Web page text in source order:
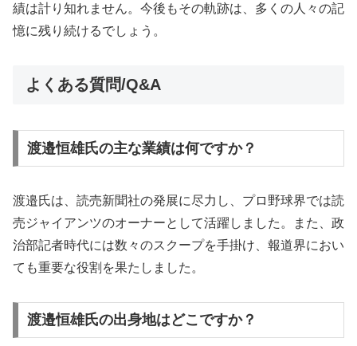
績は計り知れません。今後もその軌跡は、多くの人々の記
憶に残り続けるでしょう。
よくある質問/Q&A
渡邉恒雄氏の主な業績は何ですか？
渡邉氏は、読売新聞社の発展に尽力し、プロ野球界では読
売ジャイアンツのオーナーとして活躍しました。また、政
治部記者時代には数々のスクープを手掛け、報道界におい
ても重要な役割を果たしました。
渡邉恒雄氏の出身地はどこですか？